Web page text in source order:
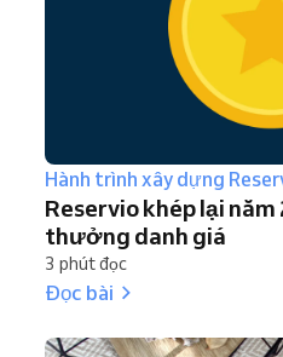
Hành trình xây dựng
Reservio khép lại
thưởng danh giá
3 phút đọc
Đọc bài